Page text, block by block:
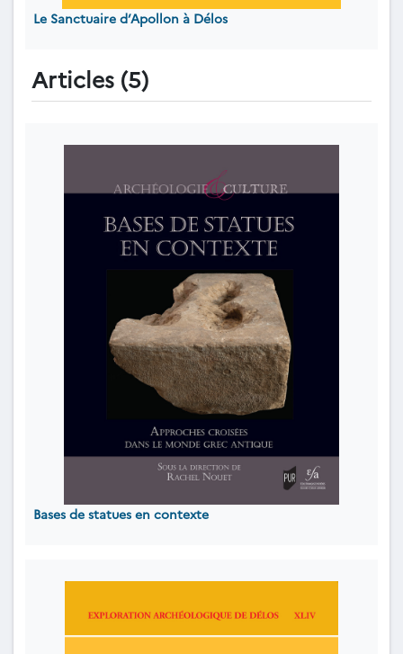
Le Sanctuaire d’Apollon à Délos
Articles (5)
Bases de statues en contexte